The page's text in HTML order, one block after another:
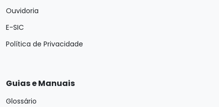
Ouvidoria
E-SIC
Política de Privacidade
Guias e Manuais
Glossário